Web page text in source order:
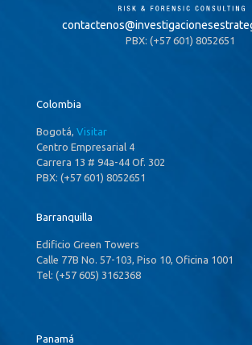
contactenos@
PBX: (+57 601) 8052651
Colombia
Bogotá, Visitar
Centro Empresarial 4
Carrera 13 # 94a-44 Of. 302
PBX: (+57 601) 8052651
Barranquilla
Edificio Green Towers
Calle 77B No. 57-103, Piso 10, Oficina 1001
Tel: (+57 605) 3162368
Panamá